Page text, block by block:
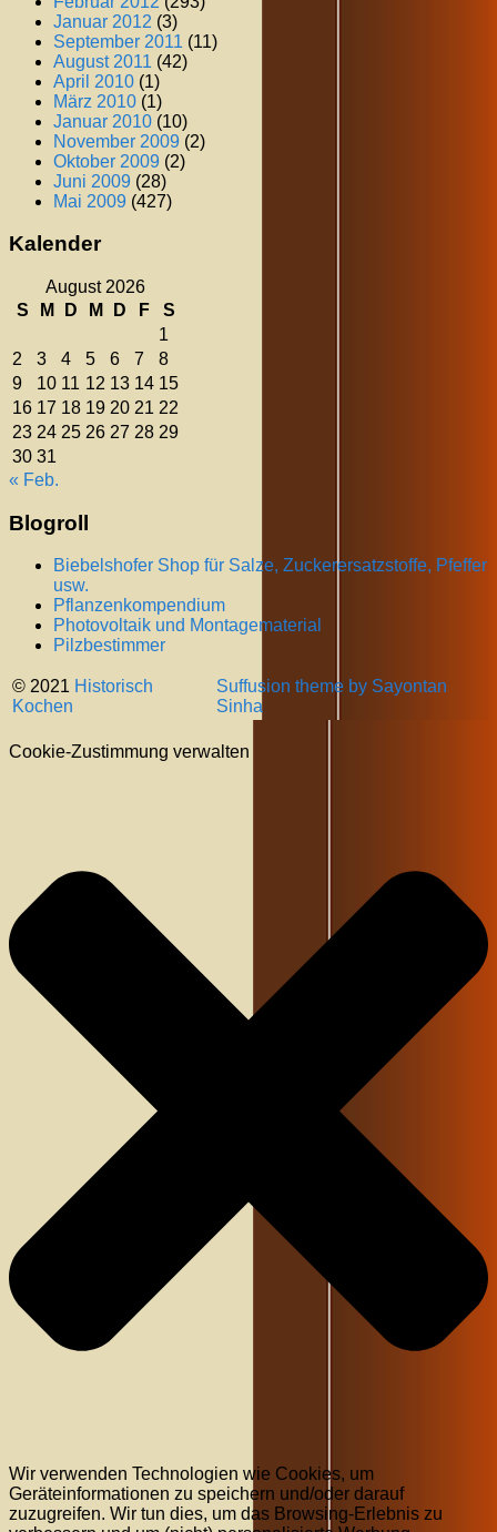
Januar 2012 (3)
September 2011 (11)
August 2011 (42)
April 2010 (1)
März 2010 (1)
Januar 2010 (10)
November 2009 (2)
Oktober 2009 (2)
Juni 2009 (28)
Mai 2009 (427)
Kalender
August 2026
S
M D M D F
S
1
2
3 4 5 6 7
8
9
10 11 12 13 14 15
16 17 18 19 20 21 22
23 24 25 26 27 28 29
30 31
« Feb.
Blogroll
Biebelshofer Shop für Salze, Zuckerersatzstoffe, Pfeffer
usw.
Pflanzenkompendium
Photovoltaik und Montagematerial
Pilzbestimmer
© 2021 Historisch
Kochen
Suffusion theme by Sayontan
Sinha
Cookie-Zustimmung verwalten
Wir verwenden Technologien wie Cookies, um
Geräteinformationen zu speichern und/oder darauf
zuzugreifen. Wir tun dies, um das Browsing-Erlebnis zu